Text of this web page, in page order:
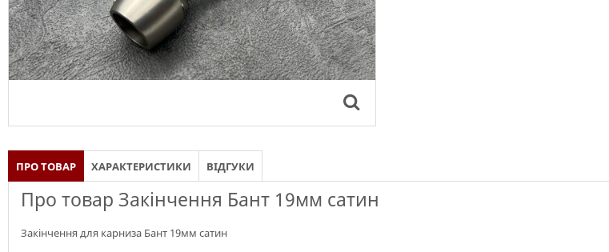
ПРО ТОВАР ХАРАКТЕРИСТИКИ ВІДГУКИ
Про товар Закінчення Бант 19мм сатин
Закінчення для карниза Бант 19мм сатин